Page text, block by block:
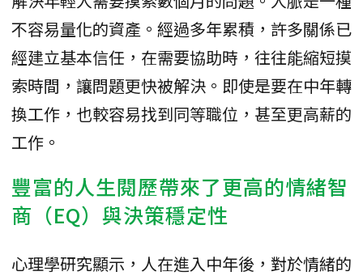
不容易量化的資產。經過多年累積，許多關係已
經建立基本信任，在需要協助時，往往能縮短摸
索時間，讓問題更快被解決。即使是要在中年轉
換工作，也較容易找到同等職位，甚至更高薪的
工作。
豐富的人生閱歷帶來了更高的情緒智
商（EQ）與決策穩定性
心理學研究顯示，人在進入中年後，對於情緒的